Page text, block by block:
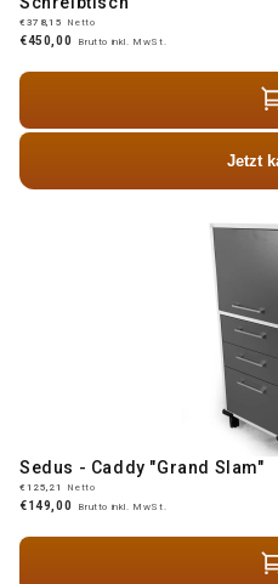
€378,15 Netto
€450,00 Brutto inkl. MwSt.
Jetzt
Sedus - Caddy "Grand Slam"
€125,21 Netto
€149,00 Brutto inkl. MwSt.